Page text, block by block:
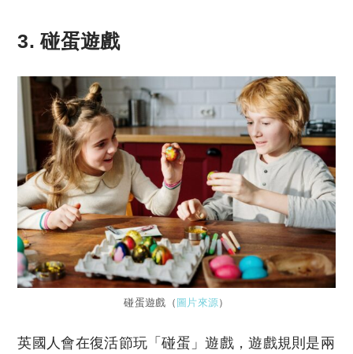
3. 碰蛋遊戲
碰蛋遊戲（ 圖片來源）
英國人會在復活節玩「碰蛋」遊戲，遊戲規則是兩